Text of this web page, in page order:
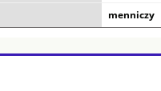
menniczy